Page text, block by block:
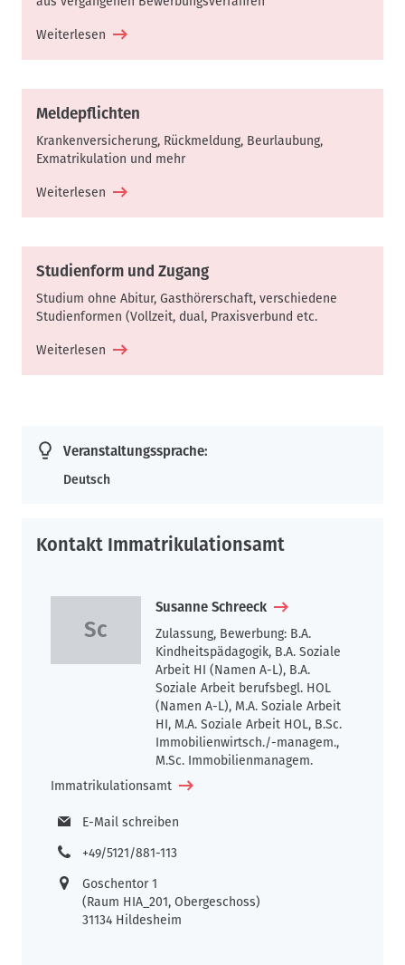
Weiterlesen
Meldepflichten
Krankenversicherung, Rückmeldung, Beurlaubung,
Exmatrikulation und mehr
Weiterlesen
Studienform und Zugang
Studium ohne Abitur, Gasthörerschaft, verschiedene
Studienformen (Vollzeit, dual, Praxisverbund etc.
Weiterlesen
Veranstaltungssprache:
Deutsch
Kontakt Immatrikulationsamt
Susanne Schreeck
Zulassung, Bewerbung: B.A.
Kindheitspädagogik, B.A. Soziale
Arbeit HI (Namen A-L), B.A.
Soziale Arbeit berufsbegl. HOL
(Namen A-L), M.A. Soziale Arbeit
HI, M.A. Soziale Arbeit HOL, B.Sc.
Immobilienwirtsch./-managem.,
M.Sc. Immobilienmanagem.
Immatrikulationsamt
E-Mail schreiben
+49/5121/881-113
Goschentor 1
(Raum HIA_201, Obergeschoss)
31134 Hildesheim